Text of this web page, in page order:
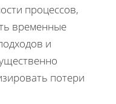
процессов,
временные
и
потери